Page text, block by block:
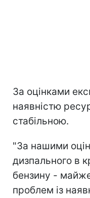
За оцінками
наявністю
стабільною.
"За нашими
дизпального в
бензину -
проблем із